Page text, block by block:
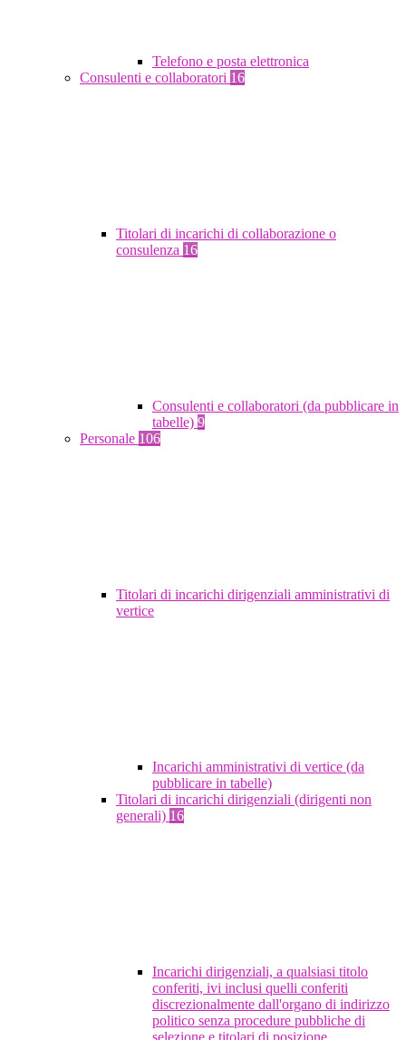
Telefono e posta elettronica
Consulenti e collaboratori 16
Titolari di incarichi di collaborazione o
consulenza 16
Consulenti e collaboratori (da pubblicare in
tabelle) 9
Personale 106
Titolari di incarichi dirigenziali amministrativi di
vertice
Incarichi amministrativi di vertice (da
pubblicare in tabelle)
Titolari di incarichi dirigenziali (dirigenti non
generali) 16
Incarichi dirigenziali, a qualsiasi titolo
conferiti, ivi inclusi quelli conferiti
discrezionalmente dall'organo di indirizzo
politico senza procedure pubbliche di